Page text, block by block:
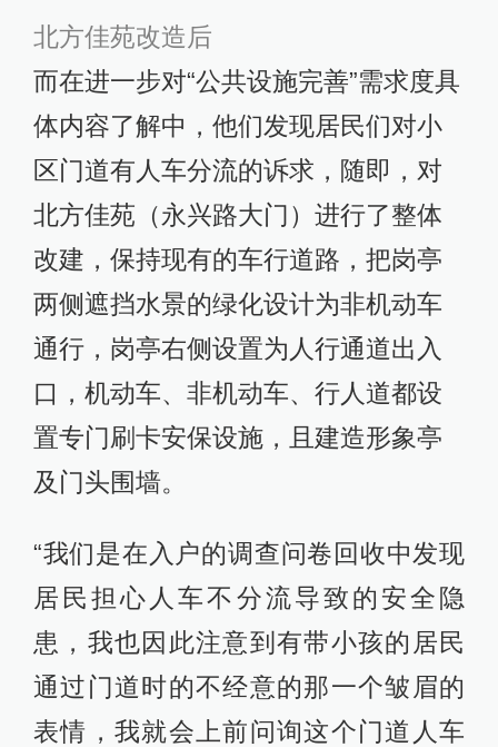
北方佳苑改造后
而在进一步对“公共设施完善”需求度具
体内容了解中，他们发现居民们对小
区门道有人车分流的诉求，随即，对
北方佳苑（永兴路大门）进行了整体
改建，保持现有的车行道路，把岗亭
两侧遮挡水景的绿化设计为非机动车
通行，岗亭右侧设置为人行通道出入
口，机动车、非机动车、行人道都设
置专门刷卡安保设施，且建造形象亭
及门头围墙。
“我们是在入户的调查问卷回收中发现
居民担心人车不分流导致的安全隐
患，我也因此注意到有带小孩的居民
通过门道时的不经意的那一个皱眉的
表情，我就会上前问询这个门道人车